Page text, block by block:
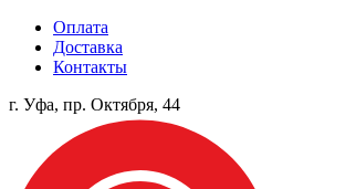
Оплата
Доставка
Контакты
г. Уфа, пр. Октября, 44